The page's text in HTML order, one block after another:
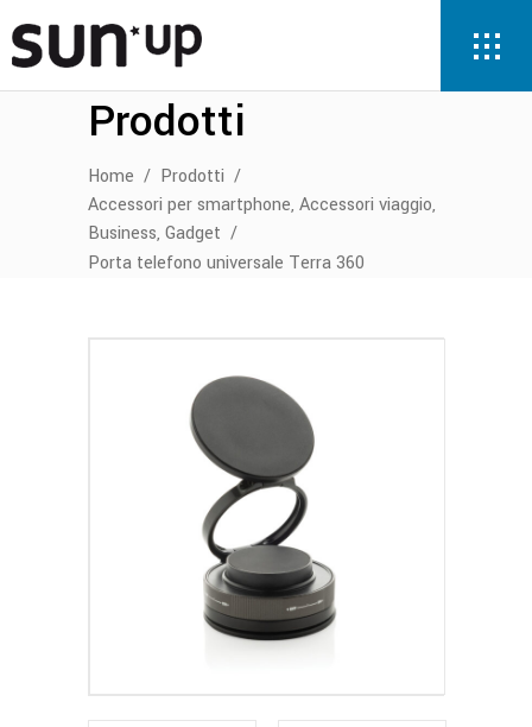
Prodotti
Home / Prodotti /
Accessori per smartphone, Accessori viaggio,
Business, Gadget /
Porta telefono universale Terra 360